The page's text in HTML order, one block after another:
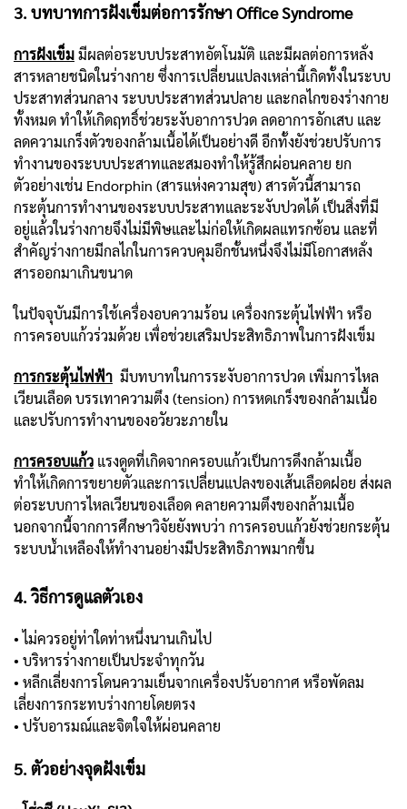
3. บทบาทการฝังเข็มต่อการรักษา Office Syndrome
การฝังเข็มมีผลต่อระบบประสาทอัตโนมัติ และมีผลต่อการหลั่ง
สารหลายชนิดในร่างกาย ซึ่งการเปลี่ยนแปลงเหล่านี้เกิดทั้งในระบบ
ประสาทส่วนกลาง ระบบประสาทส่วนปลาย และกลไกของร่างกาย
ทั้งหมด ทำให้เกิดฤทธิ์ช่วยระงับอาการปวด ลดอาการอักเสบ และ
ลดความเกร็งตัวของกล้ามเนื้อได้เป็นอย่างดี อีกทั้งยังช่วยปรับการ
ทำงานของระบบประสาทและสมองทำให้รู้สึกผ่อนคลาย ยก
ตัวอย่างเช่น Endorphin (สารแห่งความสุข) สารตัวนี้สามารถ
กระตุ้นการทำงานของระบบประสาทและระงับปวดได้ เป็นสิ่งที่มี
อยู่แล้วในร่างกายจึงไม่มีพิษและไม่ก่อให้เกิดผลแทรกซ้อน และที่
สำคัญร่างกายมีกลไกในการควบคุมอีกชั้นหนึ่งจึงไม่มีโอกาสหลั่ง
สารออกมาเกินขนาด
ในปัจจุบันมีการใช้เครื่องอบความร้อน เครื่องกระตุ้นไฟฟ้า หรือ
การครอบแก้วร่วมด้วย เพื่อช่วยเสริมประสิทธิภาพในการฝังเข็ม
การกระตุ้นไฟฟ้า มีบทบาทในการระงับอาการปวด เพิ่มการไหล
เวียนเลือด บรรเทาความตึง (tension) การหดเกร็งของกล้ามเนื้อ
และปรับการทำงานของอวัยวะภายใน
การครอบแก้ว แรงดูดที่เกิดจากครอบแก้วเป็นการดึงกล้ามเนื้อ
ทำให้เกิดการขยายตัวและการเปลี่ยนแปลงของเส้นเลือดฝอย ส่งผล
ต่อระบบการไหลเวียนของเลือด คลายความตึงของกล้ามเนื้อ
นอกจากนี้จากการศึกษาวิจัยยังพบว่า การครอบแก้วยังช่วยกระตุ้น
ระบบน้ำเหลืองให้ทำงานอย่างมีประสิทธิภาพมากขึ้น
4. วิธีการดูแลตัวเอง
• ไม่ควรอยู่ท่าใดท่าหนึ่งนานเกินไป
• บริหารร่างกายเป็นประจำทุกวัน
• หลีกเลี่ยงการโดนความเย็นจากเครื่องปรับอากาศ หรือพัดลม
เลี่ยงการกระทบร่างกายโดยตรง
• ปรับอารมณ์และจิตใจให้ผ่อนคลาย
5. ตัวอย่างจุดฝังเข็ม